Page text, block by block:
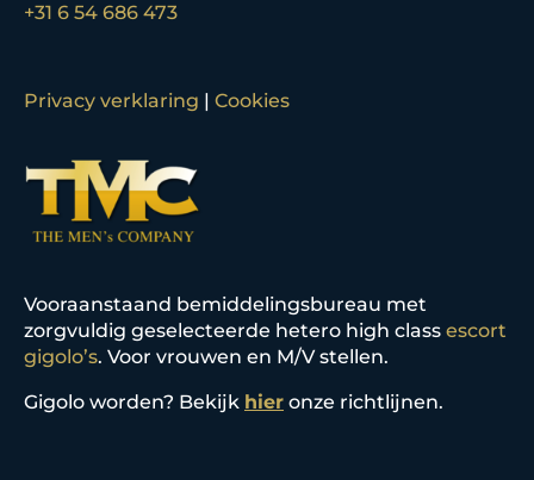
+31 6 54 686 473
Privacy verklaring | Cookies
Vooraanstaand bemiddelingsbureau met
zorgvuldig geselecteerde hetero high class escort
gigolo’s. Voor vrouwen en M/V stellen.
Gigolo worden? Bekijk hier onze richtlijnen.